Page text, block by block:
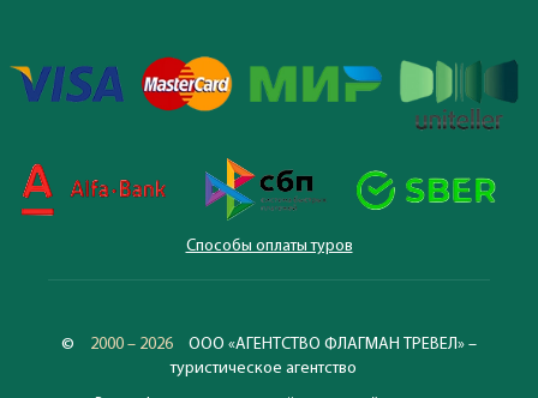
Способы оплаты туров
© 2000 – 2026
ООО «АГЕНТСТВО ФЛАГМАН ТРЕВЕЛ» –
туристическое агентство